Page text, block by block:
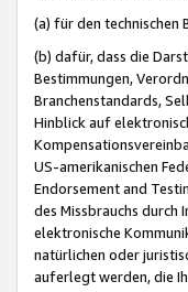
(a) für den
(b) dafür, dass die
Bestimmungen,
Branchenstandards,
Hinblick auf
US-amerikanischen
Endorsement and
des Missbrauchs
elektronische
natürlichen oder
auferlegt werden, die